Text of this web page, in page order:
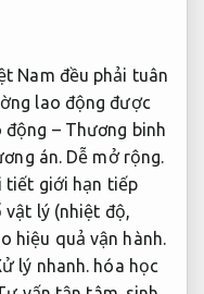
Nam đều phải tuân
lao động được
động – Thương binh
án. Dễ mở rộng.
tiết giới hạn tiếp
vật lý (nhiệt độ,
hiệu quả vận hành.
lý nhanh. hóa học